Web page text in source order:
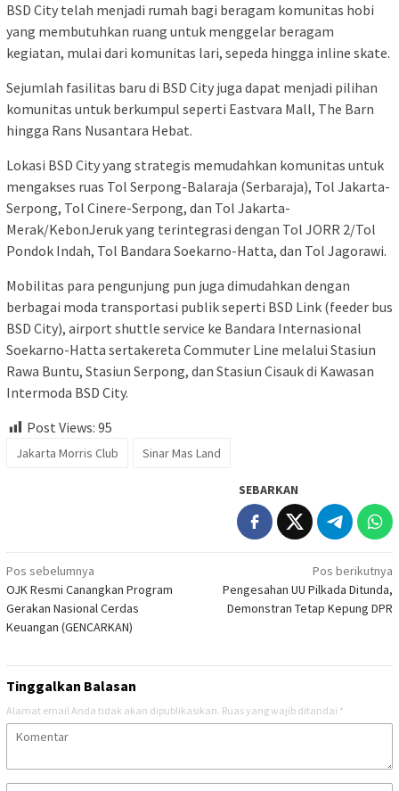
BSD City telah menjadi rumah bagi beragam komunitas hobi
yang membutuhkan ruang untuk menggelar beragam
kegiatan, mulai dari komunitas lari, sepeda hingga inline skate.
Sejumlah fasilitas baru di BSD City juga dapat menjadi pilihan
komunitas untuk berkumpul seperti Eastvara Mall, The Barn
hingga Rans Nusantara Hebat.
Lokasi BSD City yang strategis memudahkan komunitas untuk
mengakses ruas Tol Serpong-Balaraja (Serbaraja), Tol Jakarta-
Serpong, Tol Cinere-Serpong, dan Tol Jakarta-
Merak/KebonJeruk yang terintegrasi dengan Tol JORR 2/Tol
Pondok Indah, Tol Bandara Soekarno-Hatta, dan Tol Jagorawi.
Mobilitas para pengunjung pun juga dimudahkan dengan
berbagai moda transportasi publik seperti BSD Link (feeder bus
BSD City), airport shuttle service ke Bandara Internasional
Soekarno-Hatta sertakereta Commuter Line melalui Stasiun
Rawa Buntu, Stasiun Serpong, dan Stasiun Cisauk di Kawasan
Intermoda BSD City.
Post Views: 95
Jakarta Morris Club Sinar Mas Land
SEBARKAN
Navigasi
pos
Pos sebelumnya
OJK Resmi Canangkan Program
Gerakan Nasional Cerdas
Keuangan (GENCARKAN)
Pos berikutnya
Pengesahan UU Pilkada Ditunda,
Demonstran Tetap Kepung DPR
Tinggalkan Balasan
Alamat email Anda tidak akan dipublikasikan. Ruas yang wajib ditandai *